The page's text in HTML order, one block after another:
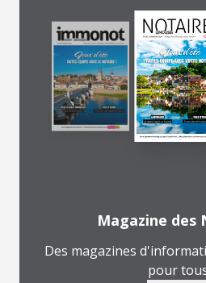
Magazine des
Des magazines
pour